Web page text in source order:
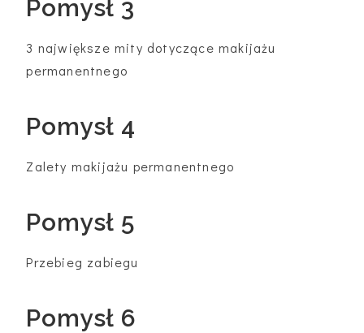
Pomysł 3
3 największe mity dotyczące makijażu
permanentnego
Pomysł 4
Zalety makijażu permanentnego
Pomysł 5
Przebieg zabiegu
Pomysł 6